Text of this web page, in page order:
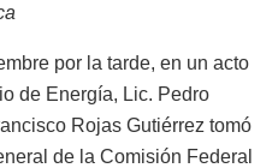
por la tarde, en un acto
de Energía, Lic. Pedro
Rojas Gutiérrez tomó
de la Comisión Federal